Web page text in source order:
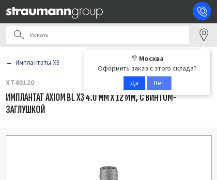
Москва
Оформить заказ с этого склада?
Да
Нет
Имплантаты X3
XT40120
ИМПЛАНТАТ AXIOM BL X3 4.0 ММ X 12 ММ, С ВИНТОМ-
ЗАГЛУШКОЙ